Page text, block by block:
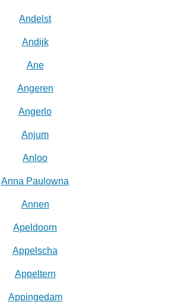
Andelst
Andijk
Ane
Angeren
Angerlo
Anjum
Anloo
Anna Paulowna
Annen
Apeldoorn
Appelscha
Appeltern
Appingedam